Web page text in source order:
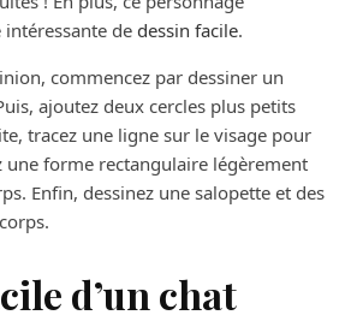
de dessin facile.
commencez par dessiner un
ajoutez deux cercles plus petits
tracez une ligne sur le visage pour
une forme rectangulaire légèrement
Enfin, dessinez une salopette et des
d’un chat